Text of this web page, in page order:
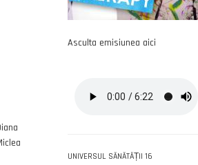
Asculta emisiunea aici
UNIVERSUL SĂNĂTĂȚII 16